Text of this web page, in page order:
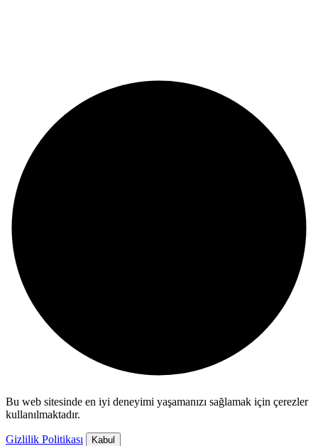
Bu web sitesinde en iyi deneyimi yaşamanızı sağlamak için çerezler
kullanılmaktadır.
Gizlilik Politikası Kabul